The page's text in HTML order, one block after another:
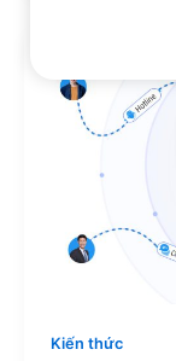
Kiến thức